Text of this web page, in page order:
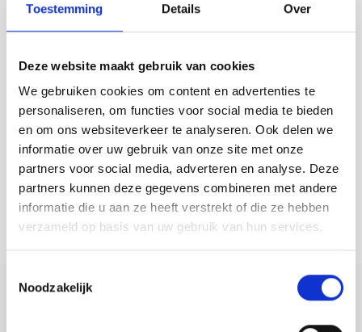
Toestemming Details Over
Deze website maakt gebruik van cookies
We gebruiken cookies om content en advertenties te
personaliseren, om functies voor social media te bieden
en om ons websiteverkeer te analyseren. Ook delen we
informatie over uw gebruik van onze site met onze
partners voor social media, adverteren en analyse. Deze
partners kunnen deze gegevens combineren met andere
informatie die u aan ze heeft verstrekt of die ze hebben
verzameld op basis van uw gebruik van hun services.
Noodzakelijk
Angled Cabinet
by Studio Thier & van Daalen Read more
These pages are visible only after logging in with a
press or project account.